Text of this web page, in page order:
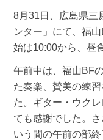
8月31日、広島県三
ンター」にて、福
始は10:00から、昼
午前中は、福山BF
た奏楽、賛美の練
た。ギター・ウク
ても感謝でした。
いう間の午前の部終